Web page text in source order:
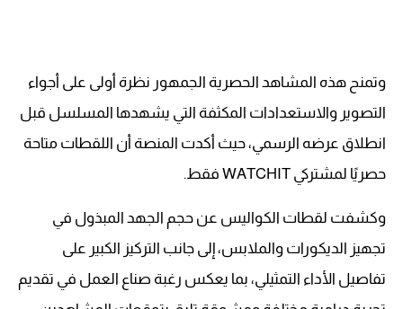
وتمنح هذه المشاهد الحصرية الجمهور نظرة أولى على أجواء
التصوير والاستعدادات المكثفة التي يشهدها المسلسل قبل
انطلاق عرضه الرسمي، حيث أكدت المنصة أن اللقطات متاحة
حصريًا لمشتركي WATCHIT فقط.
وكشفت لقطات الكواليس عن حجم الجهد المبذول في
تجهيز الديكورات والملابس، إلى جانب التركيز الكبير على
تفاصيل الأداء التمثيلي، بما يعكس رغبة صناع العمل في تقديم